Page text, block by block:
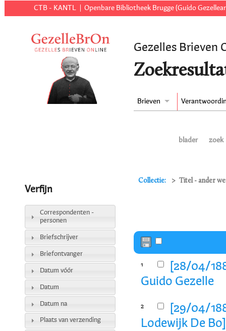
CTB - KANTL Openbare Bibliotheek Brugge (Guido
Gezelles Brieven
Brieven
blader zoek
Collectie: Titel - ander
1
[28/04/
Guido Gezelle
2
[29/04/
Lodewijk De Bo]
Verfijn
Correspondenten -
personen
Briefschrijver
Briefontvanger
Datum vóór
Datum
Datum na
Plaats van verzending